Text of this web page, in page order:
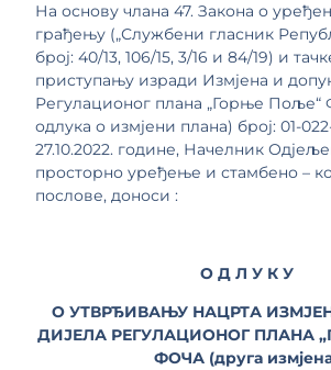
На основу члана 47. Закона о
грађењу („Службени гласник
број: 40/13, 106/15, 3/16 и 84/19) и
приступању изради Измјена и
Регулационог плана „Горње Поље“
одлука о измјени плана) број: 01-
27.10.2022. године, Начелник
просторно уређење и стамбено –
послове, доноси :
О Д Л У К У
О УТВРЂИВАЊУ НАЦРТА
ДИЈЕЛА РЕГУЛАЦИОНОГ ПЛАНА
ФОЧА (друга